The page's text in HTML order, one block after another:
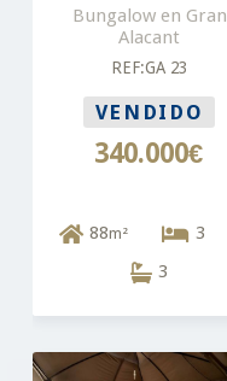
Bungalow en Gran
Alacant
REF:GA 23
VENDIDO
340.000€
88m²
3
3